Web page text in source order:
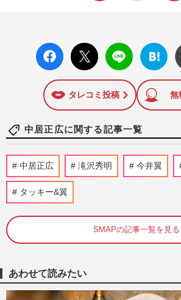
facebo
ok い
X ポス
ト
LINE
はてな
ブック
に追加
タレコミ投稿 無
中居正広に関する記事一覧
滝沢秀明氏「男手が必
支援を表明、中居正広
NHK職員への性加害で
年前の番組出演者〉特
週刊女性PRIME
中居正広 滝沢秀明 今井翼
タッキー&翼
SMAPの記事一覧を見る
あわせて読みたい